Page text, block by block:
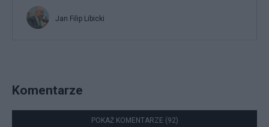
Jan Filip Libicki
Komentarze
POKAŻ KOMENTARZE (92)